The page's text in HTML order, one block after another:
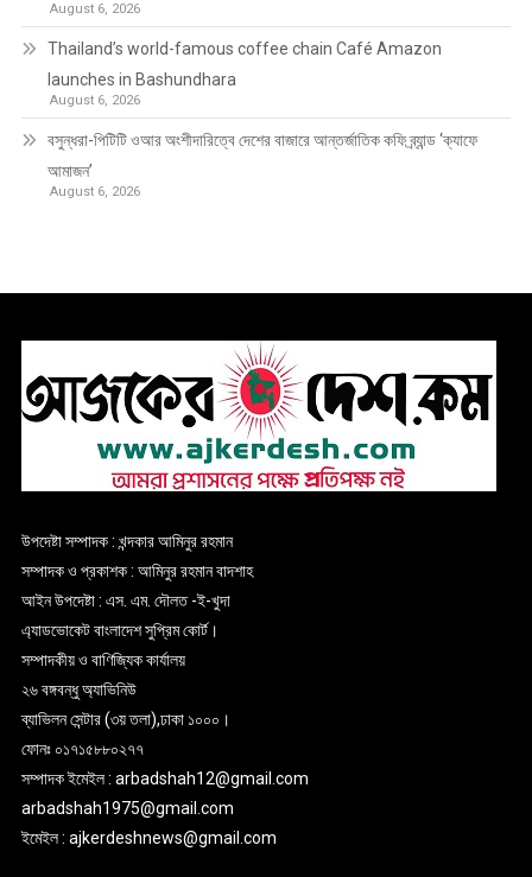
August 6, 2026
Thailand’s world-famous coffee chain Café Amazon
launches in Bashundhara
August 6, 2026
বসুন্ধরা-পিটিটি ওআর অংশীদারিত্বে দেশের বাজারে আন্তর্জাতিক কফি ব্র্যান্ড ‘ক্যাফে
আমাজন’
August 6, 2026
উপদেষ্টা সম্পাদক : খন্দকার আমিনুর রহমান
সম্পাদক ও প্রকাশক : আমিনুর রহমান বাদশাহ
আইন উপদেষ্টা : এস. এম. দৌলত -ই-খুদা
এ্যাডভোকেট বাংলাদেশ সুপ্রিম কোর্ট।
সম্পাদকীয় ও বাণিজ্যিক কার্যালয়
২৬ বঙ্গবন্ধু অ্যাভিনিউ
ব্যাভিলন সেন্টার (৩য় তলা),ঢাকা ১০০০।
ফোনঃ ০১৭১৫৮৮০২৭৭
সম্পাদক ইমেইল : arbadshah12@gmail.com
arbadshah1975@gmail.com
ইমেইল : ajkerdeshnews@gmail.com